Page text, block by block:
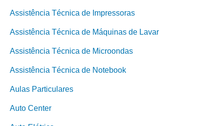
Assistência Técnica de Impressoras
Assistência Técnica de Máquinas de Lavar
Assistência Técnica de Microondas
Assistência Técnica de Notebook
Aulas Particulares
Auto Center